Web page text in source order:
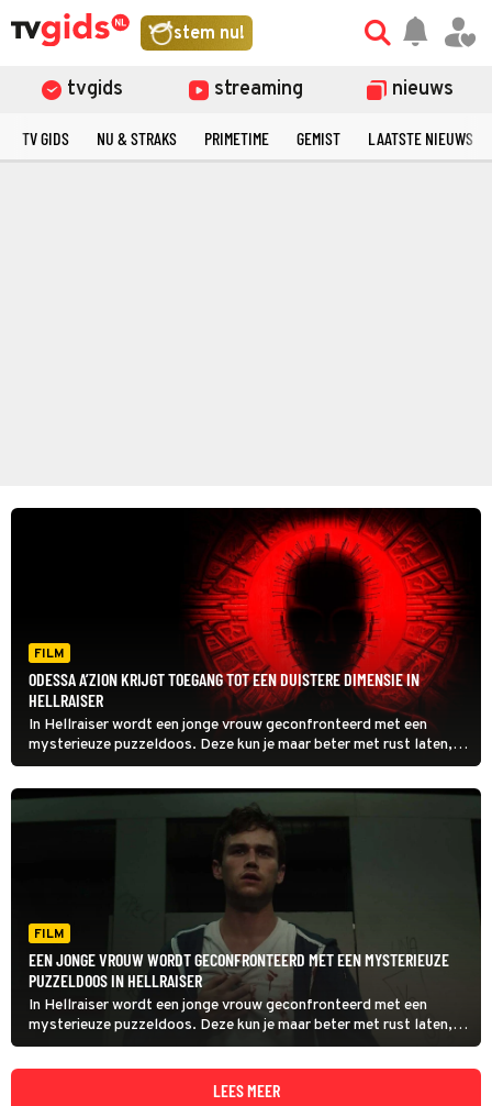
stem nu!
tvgids streaming nieuws
TV GIDS NU & STRAKS PRIMETIME GEMIST LAATSTE NIEUWS
FILM
ODESSA A’ZION KRIJGT TOEGANG TOT EEN DUISTERE DIMENSIE IN
HELLRAISER
In Hellraiser wordt een jonge vrouw geconfronteerd met een
mysterieuze puzzeldoos. Deze kun je maar beter met rust laten,
aangezien die de poorten naar de hel opent.
FILM
EEN JONGE VROUW WORDT GECONFRONTEERD MET EEN MYSTERIEUZE
PUZZELDOOS IN HELLRAISER
In Hellraiser wordt een jonge vrouw geconfronteerd met een
mysterieuze puzzeldoos. Deze kun je maar beter met rust laten,
aangezien het de poorten naar de hel opent.
LEES MEER